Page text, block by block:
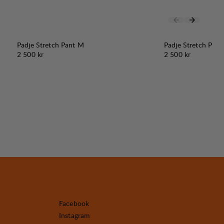
Padje Stretch Pant M
Pris:
2 500 kr
Padje Stretch
Pris:
2 500 kr
Facebook
Instagram